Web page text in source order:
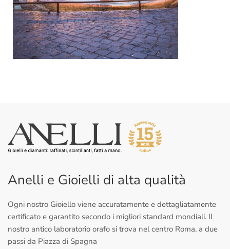
Anelli e Gioielli di alta qualità
Ogni nostro Gioiello viene accuratamente e dettagliatamente
certificato e garantito secondo i migliori standard mondiali. Il
nostro antico laboratorio orafo si trova nel centro Roma, a due
passi da Piazza di Spagna